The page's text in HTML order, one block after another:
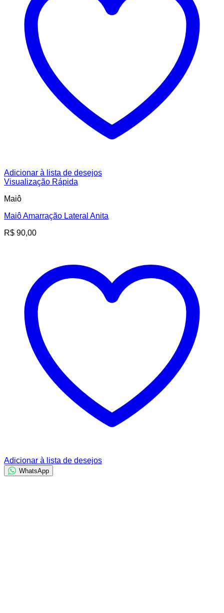
Adicionar à lista de desejos
Visualização Rápida
Maiô
Maiô Amarração Lateral Anita
R$ 90,00
Adicionar à lista de desejos
WhatsApp